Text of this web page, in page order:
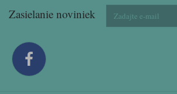
Zasielanie noviniek